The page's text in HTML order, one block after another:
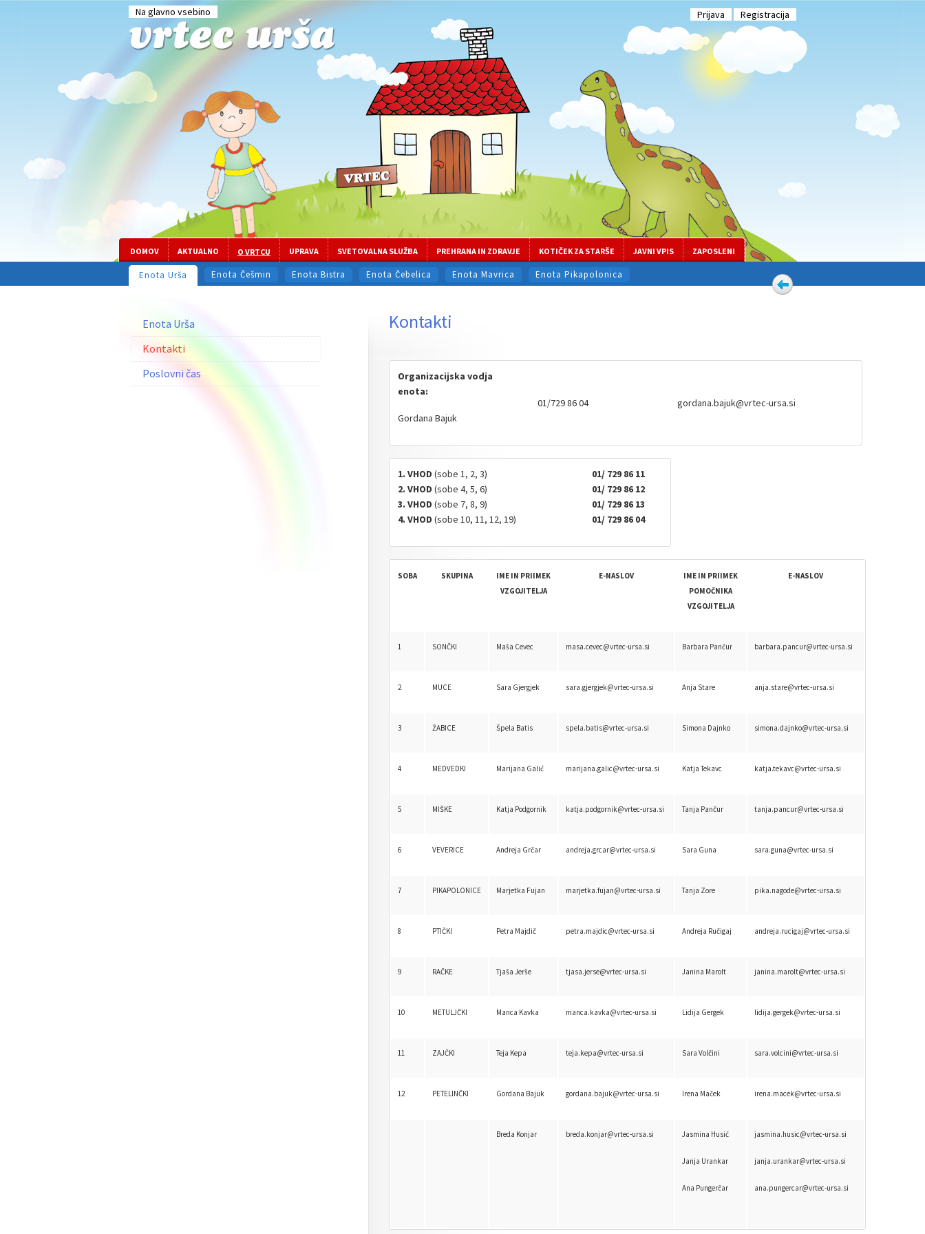
Na glavno vsebino Prijava Registracija
DOMOV AKTUALNO O VRTCU UPRAVA SVETOVALNA SLUŽBA PREHRANA IN ZDRAVJE KOTIČEK ZA STARŠE JAVNI VPIS ZAPOSLENI
Enota Urša Enota Češmin Enota Bistra Enota Čebelica Enota Mavrica Enota Pikapolonica
Enota Urša
Kontakti
Poslovni čas
Kontakti
Organizacijska vodja
enota:
Gordana Bajuk
01/729 86 04 gordana.bajuk@vrtec-ursa.si
1. VHOD (sobe 1, 2, 3)
2. VHOD (sobe 4, 5, 6)
3. VHOD (sobe 7, 8, 9)
4. VHOD (sobe 10, 11, 12, 19)
01/ 729 86 11
01/ 729 86 12
01/ 729 86 13
01/ 729 86 04
SOBA SKUPINA
IME IN PRIIMEK
VZGOJITELJA
E-NASLOV
IME IN PRIIMEK
POMOČNIKA
VZGOJITELJA
E-NASLOV
1 SONČKI Maša Cevec masa.cevec@vrtec-ursa.si Barbara Pančur barbara.pancur@vrtec-ursa.si
2 MUCE Sara Gjergjek sara.gjergjek@vrtec-ursa.si Anja Stare anja.stare@vrtec-ursa.si
3 ŽABICE Špela Batis spela.batis@vrtec-ursa.si Simona Dajnko simona.dajnko@vrtec-ursa.si
4 MEDVEDKI Marijana Galić marijana.galic@vrtec-ursa.si Katja Tekavc katja.tekavc@vrtec-ursa.si
5 MIŠKE Katja Podgornik katja.podgornik@vrtec-ursa.si Tanja Pančur tanja.pancur@vrtec-ursa.si
6 VEVERICE Andreja Grčar andreja.grcar@vrtec-ursa.si Sara Guna sara.guna@vrtec-ursa.si
7 PIKAPOLONICE Marjetka Fujan marjetka.fujan@vrtec-ursa.si Tanja Zore pika.nagode@vrtec-ursa.si
8 PTIČKI Petra Majdič petra.majdic@vrtec-ursa.si Andreja Ručigaj andreja.rucigaj@vrtec-ursa.si
9 RAČKE Tjaša Jerše tjasa.jerse@vrtec-ursa.si Janina Marolt janina.marolt@vrtec-ursa.si
10 METULJČKI Manca Kavka manca.kavka@vrtec-ursa.si Lidija Gergek lidija.gergek@vrtec-ursa.si
11 ZAJČKI Teja Kepa teja.kepa@vrtec-ursa.si Sara Volčini sara.volcini@vrtec-ursa.si
12 PETELINČKI Gordana Bajuk gordana.bajuk@vrtec-ursa.si Irena Maček irena.macek@vrtec-ursa.si
Breda Konjar breda.konjar@vrtec-ursa.si Jasmina Husić
Janja Urankar
Ana Pungerčar
jasmina.husic@vrtec-ursa.si
janja.urankar@vrtec-ursa.si
ana.pungercar@vrtec-ursa.si